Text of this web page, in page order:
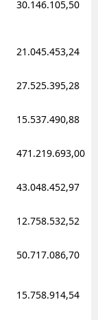
30.146.105,50
21.045.453,24
27.525.395,28
15.537.490,88
471.219.693,00
43.048.452,97
12.758.532,52
50.717.086,70
15.758.914,54